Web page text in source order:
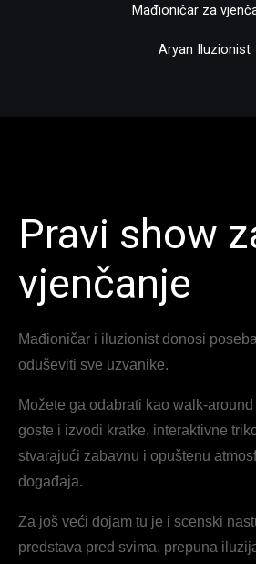
Mađioničar za
Aryan Iluzionist
Pravi show
vjenčanje
Mađioničar i iluzionist donosi
oduševiti sve uzvanike.
Možete ga odabrati kao walk-
goste i izvodi kratke, interaktivne
stvarajući zabavnu i opuštenu
događaja.
Za još veći dojam tu je i scenski
predstava pred svima, prepuna